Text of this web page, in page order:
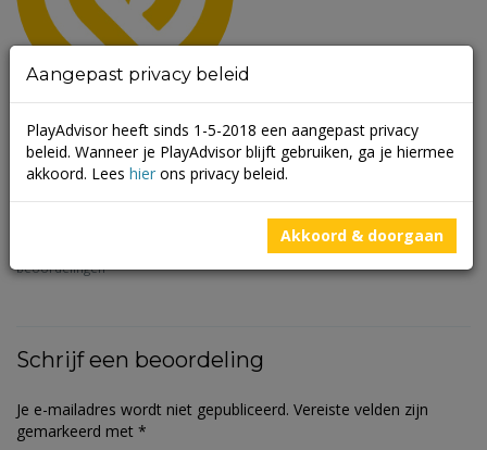
Methorst
Niveau1
bijdrager
toegevoegd
beoordelingen
Schrijf een beoordeling
Je e-mailadres wordt niet gepubliceerd. Vereiste velden zijn
gemarkeerd met *
Aangepast privacy beleid
PlayAdvisor heeft sinds 1-5-2018 een aangepast privacy
beleid. Wanneer je PlayAdvisor blijft gebruiken, ga je hiermee
akkoord. Lees hier ons privacy beleid.
Akkoord & doorgaan